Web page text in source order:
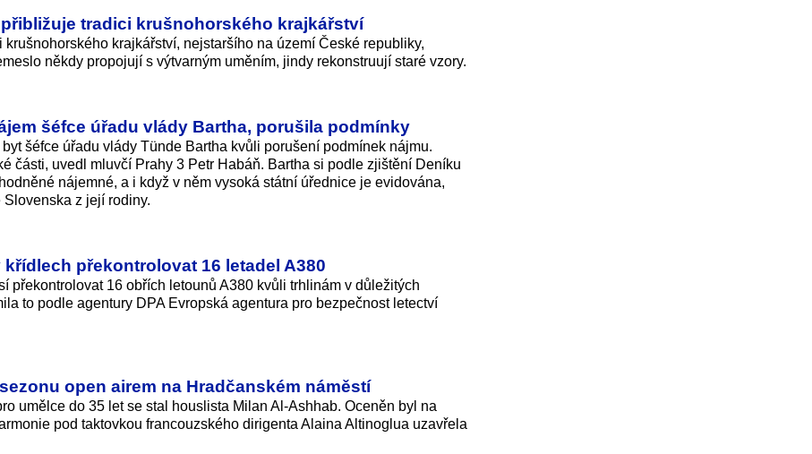
tradici krušnohorského krajkářství
krajkářství, nejstaršího na území České republiky,
někdy propojují s výtvarným uměním, jindy rekonstruují staré vzory.
šéfce úřadu vlády Bartha, porušila podmínky
šéfce úřadu vlády Tünde Bartha kvůli porušení podmínek nájmu.
části, uvedl mluvčí Prahy 3 Petr Habáň. Bartha si podle zjištění Deníku
nájemné, a i když v něm vysoká státní úřednice je evidována,
z její rodiny.
překontrolovat 16 letadel A380
překontrolovat 16 obřích letounů A380 kvůli trhlinám v důležitých
to podle agentury DPA Evropská agentura pro bezpečnost letectví
open airem na Hradčanském náměstí
umělce do 35 let se stal houslista Milan Al-Ashhab. Oceněn byl na
pod taktovkou francouzského dirigenta Alaina Altinoglua uzavřela